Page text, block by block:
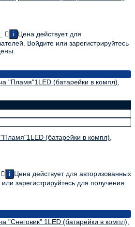
i
Цена действует для
Войдите или зарегистрируйтесь
(батарейки в компл),
i
Цена действует для авторизованных
зарегистрируйтесь для получения